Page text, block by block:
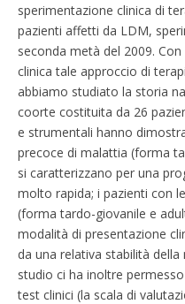
sperimentazione clinica di
pazienti affetti da LDM,
seconda metà del 2009.
clinica tale approccio di
abbiamo studiato la storia
coorte costituita da 26
e strumentali hanno
precoce di malattia (forma
si caratterizzano per una
molto rapida; i pazienti con
(forma tardo-giovanile e
modalità di presentazione
da una relativa stabilità
studio ci ha inoltre
test clinici (la scala di